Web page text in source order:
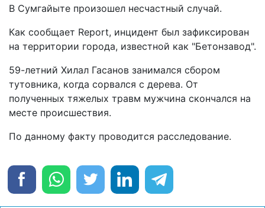
В Сумгайыте произошел несчастный случай.
Как сообщает Report, инцидент был зафиксирован
на территории города, известной как "Бетонзавод".
59-летний Хилал Гасанов занимался сбором
тутовника, когда сорвался с дерева. От
полученных тяжелых травм мужчина скончался на
месте происшествия.
По данному факту проводится расследование.